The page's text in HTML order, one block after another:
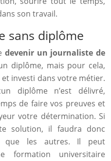
son travail.
sans diplôme
devenir un journaliste de
diplôme, mais pour cela,
investi dans votre métier.
diplôme n’est délivré,
de faire vos preuves et
votre détermination. Si
solution, il faudra donc
que les autres. Il peut
formation universitaire